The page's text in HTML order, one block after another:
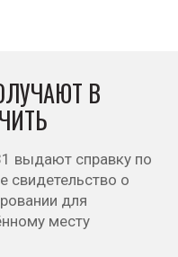
В
выдают справку по
о
для
месту